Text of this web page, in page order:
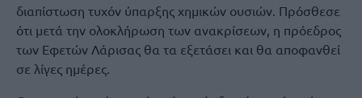
διαπίστωση τυχόν ύπαρξης χημικών ουσιών. Πρόσθεσε
ότι μετά την ολοκλήρωση των ανακρίσεων, η πρόεδρος
των Εφετών Λάρισας θα τα εξετάσει και θα αποφανθεί
σε λίγες ημέρες.